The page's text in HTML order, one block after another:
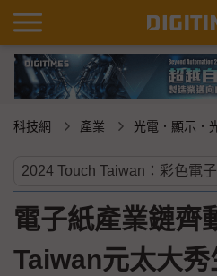
科技網 產業 光電．顯示．
電子紙產業鏈
Taiwan元太大